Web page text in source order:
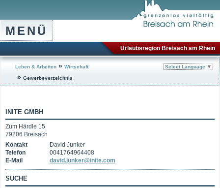
MENÜ
Urlaubsregion Breisach am Rhein
Leben & Arbeiten » Wirtschaft
» Gewerbeverzeichnis
Select Language ▼
INITE GMBH
Zum Härdle 15
79206 Breisach
Kontakt
David Junker
Telefon
0041764964408
E-Mail
david.junker@inite.com
SUCHE